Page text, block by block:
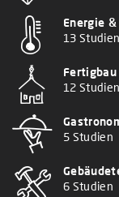
Energie
13 Studien
Fertigbau
12 Studien
5 Studien
6 Studien